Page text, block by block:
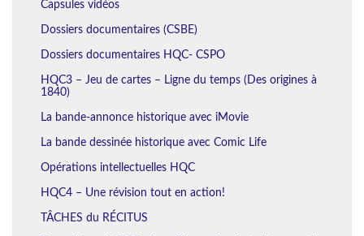
Capsules vidéos
Dossiers documentaires (CSBE)
Dossiers documentaires HQC- CSPO
HQC3 – Jeu de cartes – Ligne du temps (Des origines à
1840)
La bande-annonce historique avec iMovie
La bande dessinée historique avec Comic Life
Opérations intellectuelles HQC
HQC4 – Une révision tout en action!
TÂCHES du RÉCITUS